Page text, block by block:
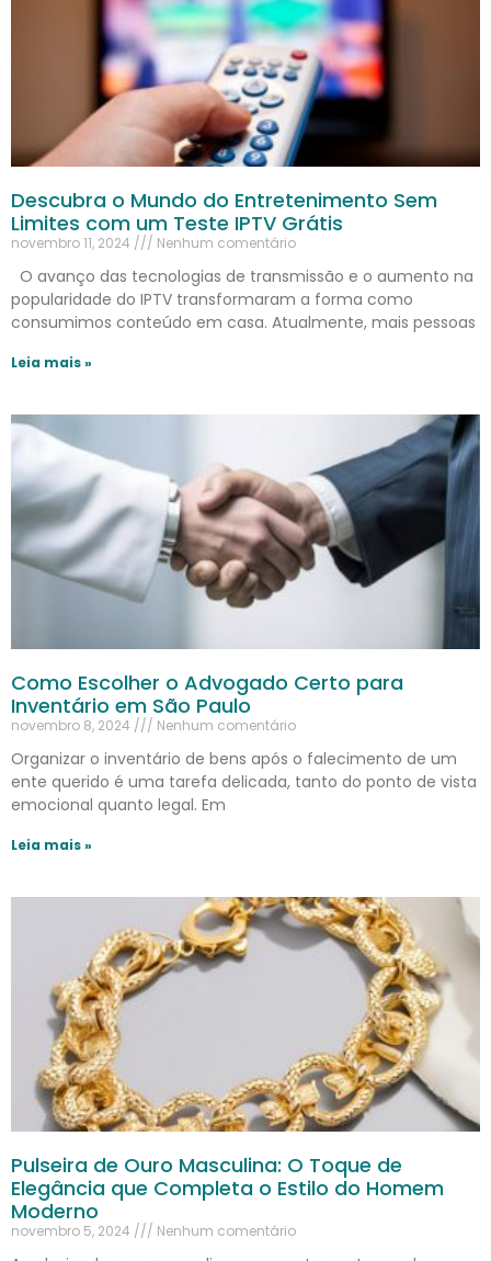
Descubra o Mundo do Entretenimento Sem
Limites com um Teste IPTV Grátis
novembro 11, 2024 Nenhum comentário
O avanço das tecnologias de transmissão e o aumento na
popularidade do IPTV transformaram a forma como
consumimos conteúdo em casa. Atualmente, mais pessoas
Leia mais »
Como Escolher o Advogado Certo para
Inventário em São Paulo
novembro 8, 2024 Nenhum comentário
Organizar o inventário de bens após o falecimento de um
ente querido é uma tarefa delicada, tanto do ponto de vista
emocional quanto legal. Em
Leia mais »
Pulseira de Ouro Masculina: O Toque de
Elegância que Completa o Estilo do Homem
Moderno
novembro 5, 2024 Nenhum comentário